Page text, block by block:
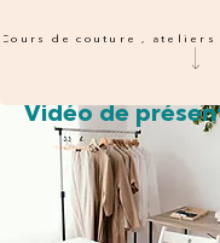
Vidéo de